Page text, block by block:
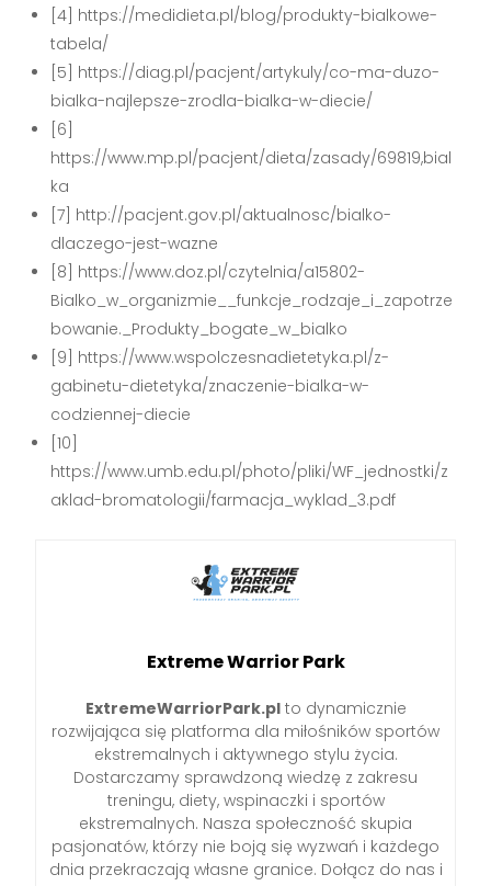
[4] https://medidieta.pl/blog/produkty-bialkowe-
tabela/
[5] https://diag.pl/pacjent/artykuly/co-ma-duzo-
bialka-najlepsze-zrodla-bialka-w-diecie/
[6]
https://www.mp.pl/pacjent/dieta/zasady/69819,bial
ka
[7] http://pacjent.gov.pl/aktualnosc/bialko-
dlaczego-jest-wazne
[8] https://www.doz.pl/czytelnia/a15802-
Bialko_w_organizmie__funkcje_rodzaje_i_zapotrze
bowanie._Produkty_bogate_w_bialko
[9] https://www.wspolczesnadietetyka.pl/z-
gabinetu-dietetyka/znaczenie-bialka-w-
codziennej-diecie
[10]
https://www.umb.edu.pl/photo/pliki/WF_jednostki/z
aklad-bromatologii/farmacja_wyklad_3.pdf
Extreme Warrior Park
ExtremeWarriorPark.plto dynamicznie
rozwijająca się platforma dla miłośników sportów
ekstremalnych i aktywnego stylu życia.
Dostarczamy sprawdzoną wiedzę z zakresu
treningu, diety, wspinaczki i sportów
ekstremalnych. Nasza społeczność skupia
pasjonatów, którzy nie boją się wyzwań i każdego
dnia przekraczają własne granice. Dołącz do nas i